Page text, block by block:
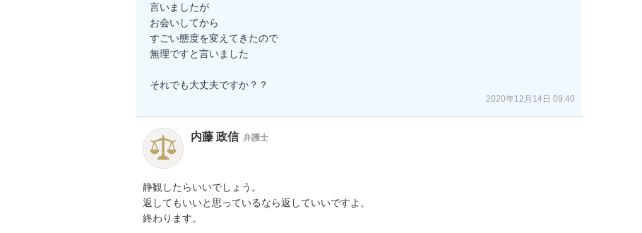
言いましたが
お会いしてから
すごい態度を変えてきたので
無理ですと言いました
それでも大丈夫ですか？？
2020年12月14日 09:40
内藤 政信 弁護士
静観したらいいでしょう。
返してもいいと思っているなら返していいですよ。
終わります。